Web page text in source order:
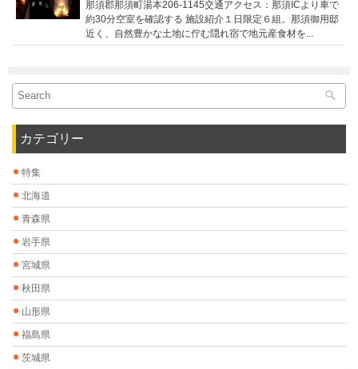
那須郡那須町湯本206-1145交通アクセス：那須ICより車で
約30分空室を確認する 施設紹介１日限定６組。那須御用邸
近く、自然豊かな土地に佇む隠れ宿で地元産食材を...
カテゴリー
特集
北海道
青森県
岩手県
宮城県
秋田県
山形県
福島県
茨城県